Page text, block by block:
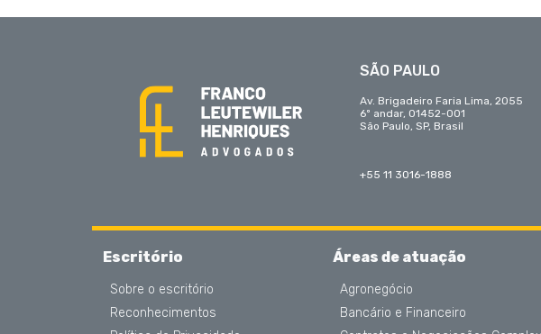
SÃO PAULO
Av. Brigadeiro Faria Lima, 2055
6º andar, 01452-001
São Paulo, SP, Brasil
+55 11 3016-1888
Escritório
Sobre o escritório
Reconhecimentos
Áreas de atuação
Agronegócio
Bancário e Financeiro